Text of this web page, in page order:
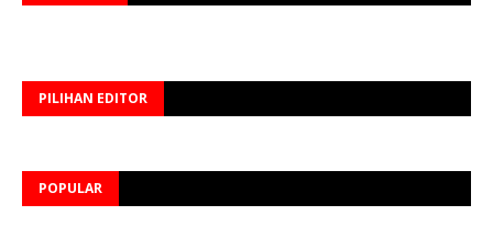
PILIHAN EDITOR
POPULAR